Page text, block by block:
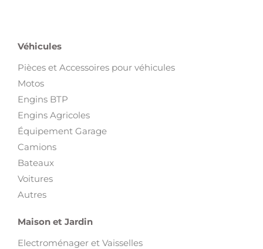
Véhicules
Pièces et Accessoires pour véhicules
Motos
Engins BTP
Engins Agricoles
Équipement Garage
Camions
Bateaux
Voitures
Autres
Maison et Jardin
Electroménager et Vaisselles